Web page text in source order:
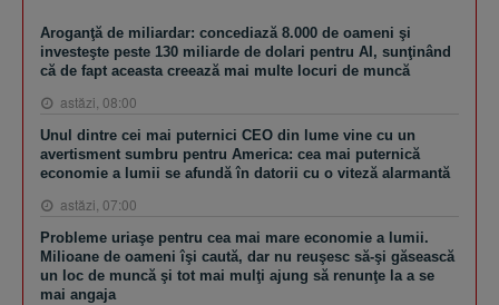
Aroganţă de miliardar: concediază 8.000 de oameni şi
investeşte peste 130 miliarde de dolari pentru AI, sunţinând
că de fapt aceasta creează mai multe locuri de muncă
astăzi, 08:00
Unul dintre cei mai puternici CEO din lume vine cu un
avertisment sumbru pentru America: cea mai puternică
economie a lumii se afundă în datorii cu o viteză alarmantă
astăzi, 07:00
Probleme uriaşe pentru cea mai mare economie a lumii.
Milioane de oameni îşi caută, dar nu reuşesc să-şi găsească
un loc de muncă şi tot mai mulţi ajung să renunţe la a se
mai angaja